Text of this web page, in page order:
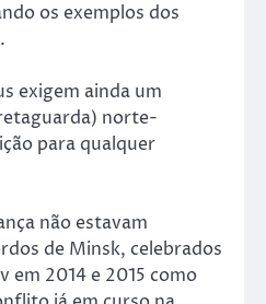
os exemplos dos
exigem ainda um
norte-
para qualquer
não estavam
de Minsk, celebrados
em 2014 e 2015 como